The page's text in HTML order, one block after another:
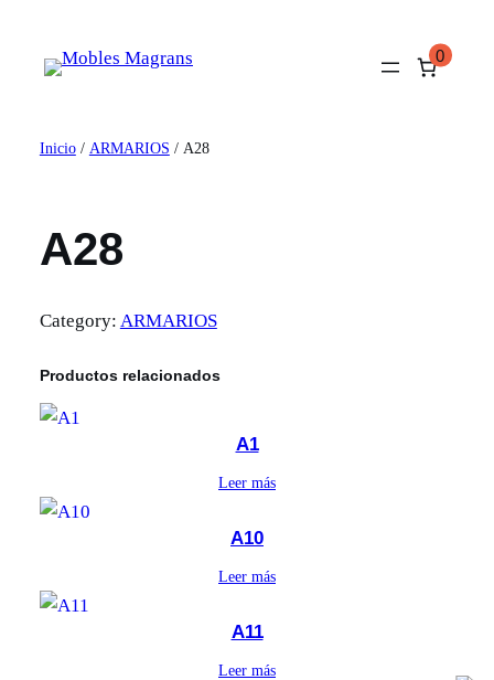
contenido
0
Inicio/ ARMARIOS / A28
A28
Category: ARMARIOS
Productos relacionados
A1
Leer más
A10
Leer más
A11
Leer más